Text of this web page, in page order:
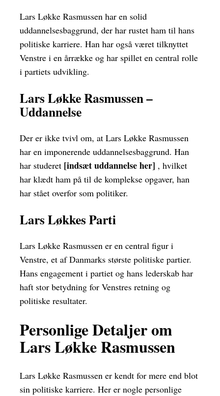
Lars Løkke Rasmussen har en solid
uddannelsesbaggrund, der har rustet ham til hans
politiske karriere. Han har også været tilknyttet
Venstre i en årrække og har spillet en central rolle
i partiets udvikling.
Lars Løkke Rasmussen –
Uddannelse
Der er ikke tvivl om, at Lars Løkke Rasmussen
har en imponerende uddannelsesbaggrund. Han
har studeret [indsæt uddannelse her] , hvilket
har klædt ham på til de komplekse opgaver, han
har stået overfor som politiker.
Lars Løkkes Parti
Lars Løkke Rasmussen er en central figur i
Venstre, et af Danmarks største politiske partier.
Hans engagement i partiet og hans lederskab har
haft stor betydning for Venstres retning og
politiske resultater.
Personlige Detaljer om
Lars Løkke Rasmussen
Lars Løkke Rasmussen er kendt for mere end blot
sin politiske karriere. Her er nogle personlige